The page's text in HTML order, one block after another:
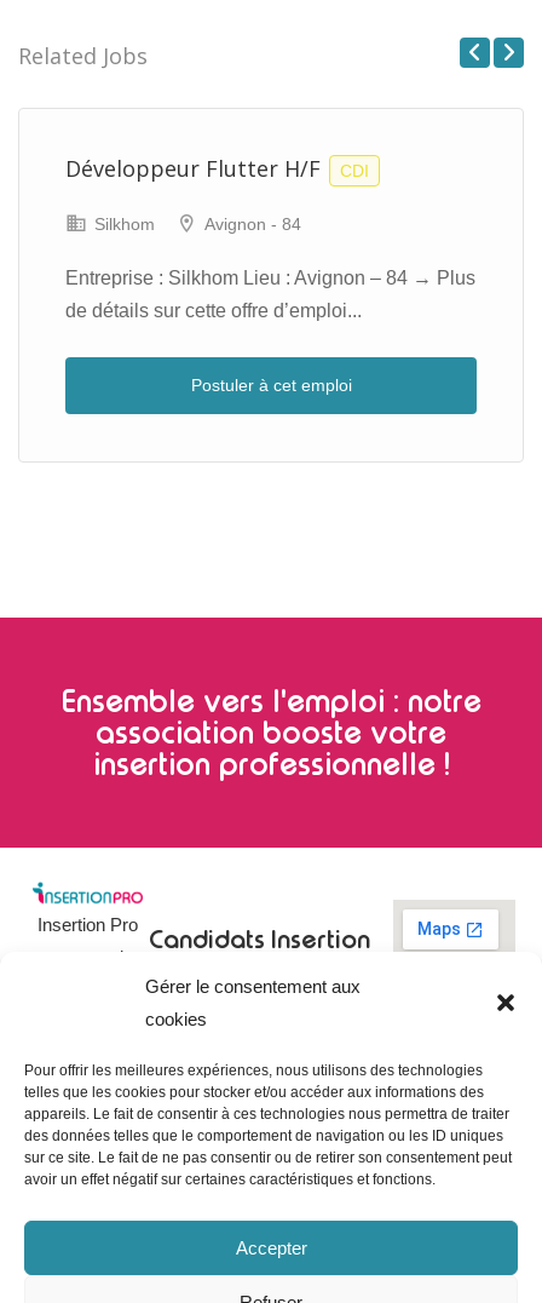
Gérer le consentement aux
cookies
Pour offrir les meilleures expériences, nous utilisons des technologies
telles que les cookies pour stocker et/ou accéder aux informations des
appareils. Le fait de consentir à ces technologies nous permettra de traiter
des données telles que le comportement de navigation ou les ID uniques
sur ce site. Le fait de ne pas consentir ou de retirer son consentement peut
avoir un effet négatif sur certaines caractéristiques et fonctions.
Accepter
Related Jobs
Développeur Flutter H/F CDI
Silkhom Avignon - 84
Entreprise : Silkhom Lieu : Avignon – 84 → Plus
de détails sur cette offre d’emploi...
Postuler à cet emploi
Ensemble vers l'emploi : notre
association booste votre
insertion professionnelle !
Insertion Pro
est une action
pour
l’Insertion
Professionnelle ,
dédiée à
l’insertion et
Candidats
emploi
Tableau de
bord du
candidat
Entreprises
Poster une
entreprises
Insertion
09 73 03 78
Contact
CGU
Mentions
légales
confidentialité
Politique de